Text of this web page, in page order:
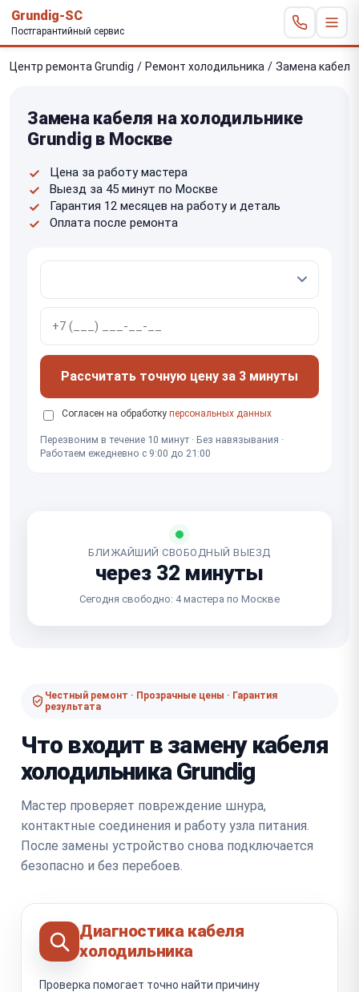
Grundig-SC
Постгарантийный сервис
Центр ремонта Grundig / Ремонт холодильника / Замена кабеля
Замена кабеля на холодильнике
Grundig в Москве
Цена за работу мастера
Выезд за 45 минут по Москве
Гарантия 12 месяцев на работу и деталь
Оплата после ремонта
Рассчитать точную цену за 3 минуты
Согласен на обработку персональных данных
Перезвоним в течение 10 минут · Без навязывания ·
Работаем ежедневно с 9:00 до 21:00
БЛИЖАЙШИЙ СВОБОДНЫЙ ВЫЕЗД
через 32 минуты
Сегодня свободно: 4 мастера по Москве
Честный ремонт · Прозрачные цены · Гарантия
результата
Что входит в замену кабеля
холодильника Grundig
Мастер проверяет повреждение шнура,
контактные соединения и работу узла питания.
После замены устройство снова подключается
безопасно и без перебоев.
Диагностика кабеля
холодильника
Проверка помогает точно найти причину